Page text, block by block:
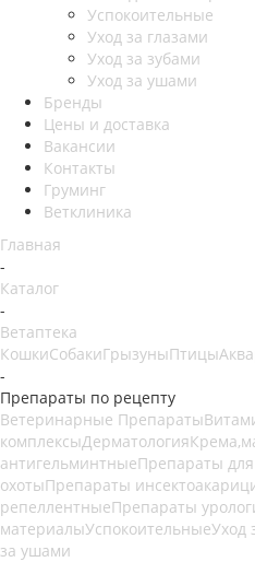
Успокоительные
Уход за глазами
Уход за зубами
Уход за ушами
Бренды
Цены и доставка
Вакансии
Контакты
Груминг
Ветклиника
Главная
-
Каталог
-
Ветаптека
КошкиСобакиГрызуныПтицы
-
Препараты по рецепту
Ветеринарные Препараты
комплексыДерматология
антигельминтныеПрепараты
охотыПрепараты
репеллентныеПрепараты
материалыУспокоительныеУход
за ушами